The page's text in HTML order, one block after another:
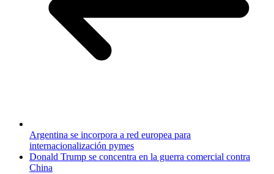
Argentina se incorpora a red europea para
internacionalización pymes
Donald Trump se concentra en la guerra comercial contra
China